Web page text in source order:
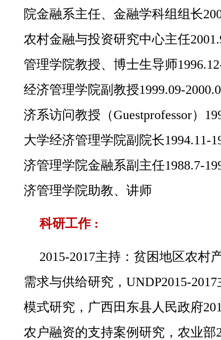
院金融系主任、金融学科组组长
农村金融与投资研究中心主任
管理学院教授、博士生导师
经济管理学院副教授1999.09-
济系访问教授（Guestprofessor）
大学经济管理学院副院长1994.11-
济管理学院金融系副主任1988.7-
济管理学院助教、讲师
科研工作 :
2015-2017主持：贫困地区农村
需求与供给研究，UNDP2015-
模式研究，广西田东县人民政府
农户融资的支持案例研究，农业部